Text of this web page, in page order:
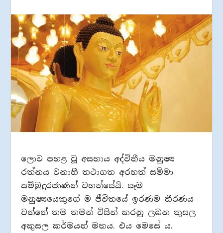
ලොව පහළ වූ අසහාය අද්විතීය මනුෂ්‍ය
රත්නය වනාහී තථාගත අරහත් සම්මා
සම්බුදුරජාණන් වහන්සේයි. සෑම
මනුෂ්‍යයෙකුගේ ම ජීවිතයේ ඉරණම තීරණය
වන්නේ තම තමන් විසින් කරනු ලබන කුසල
අකුසල කර්මයන් මතය. එය මෙසේ ය.